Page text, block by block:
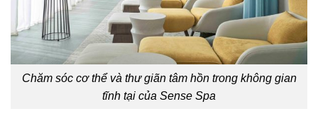
Chăm sóc cơ thể và thư giãn tâm hồn trong không gian
tĩnh tại của Sense Spa